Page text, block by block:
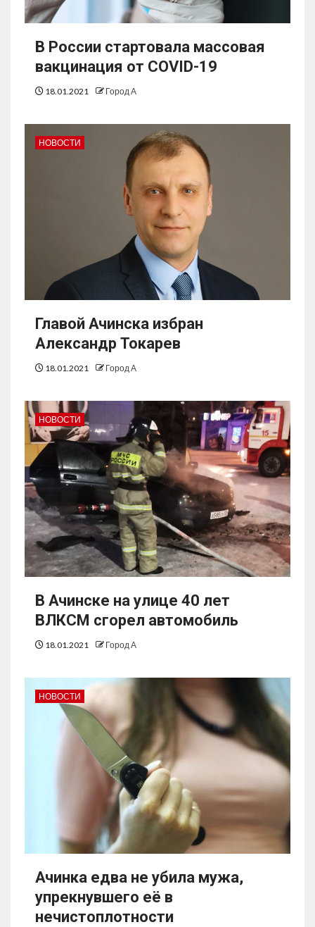
В России стартовала массовая
вакцинация от COVID-19
18.01.2021 Город А
НОВОСТИ
Главой Ачинска избран
Александр Токарев
18.01.2021 Город А
НОВОСТИ
В Ачинске на улице 40 лет
ВЛКСМ сгорел автомобиль
18.01.2021 Город А
НОВОСТИ
Ачинка едва не убила мужа,
упрекнувшего её в
нечистоплотности